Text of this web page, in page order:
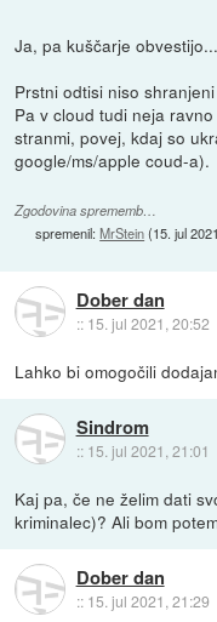
Ja, pa kuščarje obvestijo...
Prstni odtisi niso
Pa v cloud tudi neja
stranmi, povej, kdaj so
google/ms/apple coud-a).
Zgodovina sprememb…
spremenil:MrStein(15. jul
Dober dan
:: 15. jul 2021, 20:52
Lahko bi omogočili
Sindrom
:: 15. jul 2021, 21:01
Kaj pa, če ne želim dati
kriminalec)? Ali bom
Dober dan
:: 15. jul 2021, 21:29